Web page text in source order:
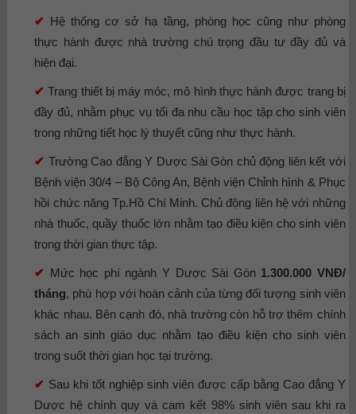
✔ Hệ thống cơ sở hạ tầng, phòng học cũng như phòng
thực hành được nhà trường chú trọng đầu tư đầy đủ và
hiện đại.
✔ Trang thiết bị máy móc, mô hình thực hành được trang bị
đầy đủ, nhằm phục vụ tối đa nhu cầu học tập cho sinh viên
trong những tiết học lý thuyết cũng như thực hành.
✔ Trường Cao đẳng Y Dược Sài Gòn chủ động liên kết với
Bệnh viện 30/4 – Bộ Công An, Bệnh viện Chỉnh hình & Phục
hồi chức năng Tp.Hồ Chí Minh. Chủ động liên hệ với những
nhà thuốc, quầy thuốc lớn nhằm tạo điều kiện cho sinh viên
trong thời gian thực tập.
✔ Mức học phí ngành Y Dược Sài Gòn 1.300.000 VNĐ/
tháng, phù hợp với hoàn cảnh của từng đối tượng sinh viên
khác nhau. Bên cạnh đó, nhà trường còn hỗ trợ thêm chính
sách an sinh giáo dục nhằm tạo điều kiện cho sinh viên
trong suốt thời gian học tại trường.
✔ Sau khi tốt nghiệp sinh viên được cấp bằng Cao đẳng Y
Dược hệ chính quy và cam kết 98% sinh viên sau khi ra